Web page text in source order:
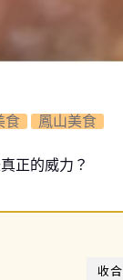
食 鳳山美食
正的威力？
收合